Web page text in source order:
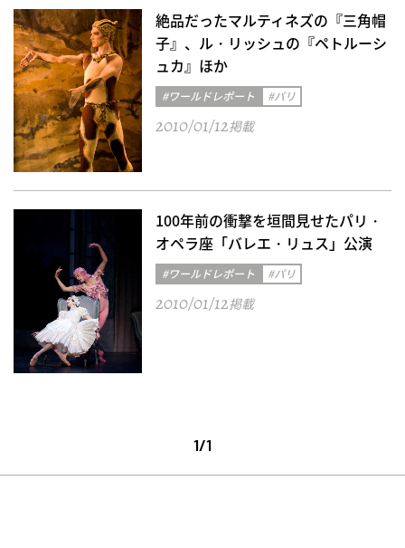
絶品だったマルティネズの『三角帽
子』、ル・リッシュの『ペトルーシ
ュカ』ほか
#ワールドレポート #パリ
2010/01/12掲載
100年前の衝撃を垣間見せたパリ・
オペラ座「バレエ・リュス」公演
#ワールドレポート #パリ
2010/01/12掲載
1/1